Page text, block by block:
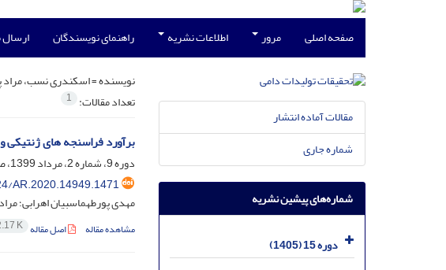
صفحه اصلی مرور اطلاعات نشریه راهنمای نویسندگان ارسال
نویسنده =اسکندری نسب، مراد
تعداد مقالات: 1
برآورد فراسنجه های
دوره 9، شماره 2، مرداد 1399، صفحه
AR.2020.14949.1471
مهدی پورطهماسبیان اهرابی؛
مشاهده مقاله اصل مقاله K
مقالات آماده انتشار
شماره جاری
شماره‌های پیشین نشریه
دوره 15 (1405)